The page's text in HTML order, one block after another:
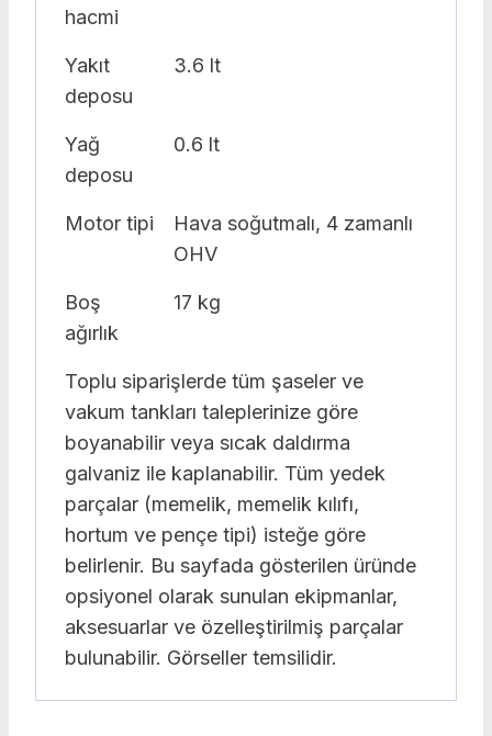
hacmi
Yakıt
deposu
3.6 lt
Yağ
deposu
0.6 lt
Motor tipi
Hava soğutmalı, 4 zamanlı
OHV
Boş
ağırlık
17 kg
Toplu siparişlerde tüm şaseler ve
vakum tankları taleplerinize göre
boyanabilir veya sıcak daldırma
galvaniz ile kaplanabilir. Tüm yedek
parçalar (memelik, memelik kılıfı,
hortum ve pençe tipi) isteğe göre
belirlenir. Bu sayfada gösterilen üründe
opsiyonel olarak sunulan ekipmanlar,
aksesuarlar ve özelleştirilmiş parçalar
bulunabilir. Görseller temsilidir.